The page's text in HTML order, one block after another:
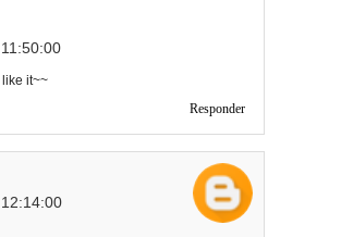
like it~~
Responder